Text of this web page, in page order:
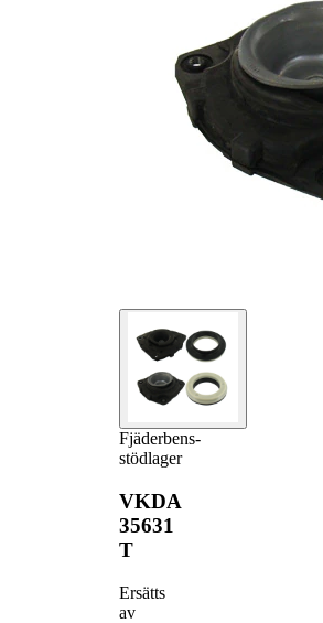
Fjäderbens-
stödlager
VKDA
35631
T
Ersätts
av